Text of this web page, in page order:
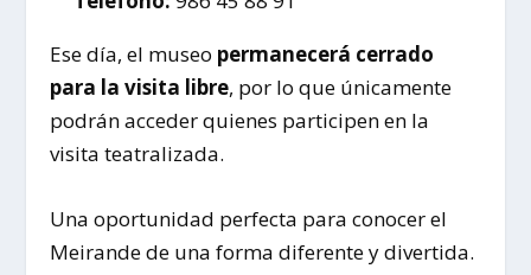
Ese día, el museo permanecerá cerrado
para la visita libre, por lo que únicamente
podrán acceder quienes participen en la
visita teatralizada.
Una oportunidad perfecta para conocer el
Meirande de una forma diferente y divertida.